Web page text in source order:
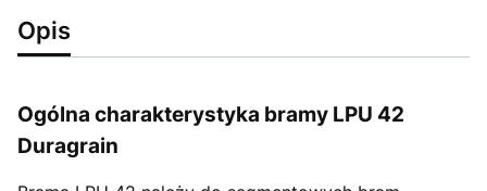
Opis
Ogólna charakterystyka bramy LPU 42
Duragrain